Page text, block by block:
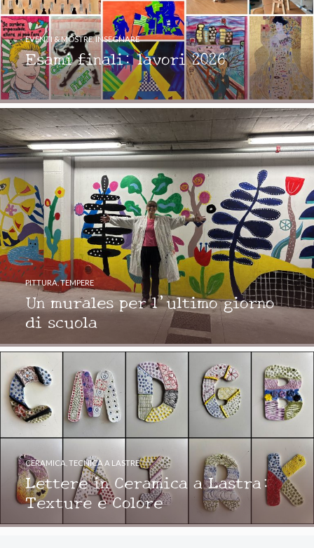
Esami finali: lavori 2026
EVENTI & MOSTRE,INSEGNARE
Un murales per l’ultimo giorno
di scuola
PITTURA,TEMPERE
Lettere in Ceramica a Lastra:
Texture e Colore
CERAMICA TECNICA A LASTRE